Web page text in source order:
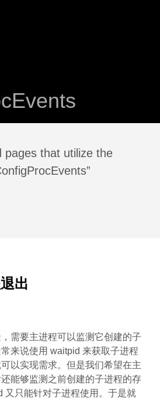
pages that utilize the
出
需要主进程可以监测它创建的子
来说使用 waitpid 来获取子进程
以实现需求。但是我们希望在主
能够监测之前创建的子进程的存
又只能针对子进程使用。于是就